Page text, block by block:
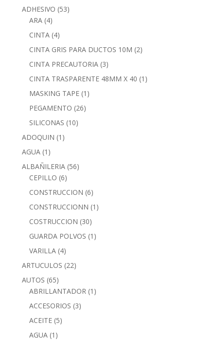
ADHESIVO (53)
ARA (4)
CINTA (4)
CINTA GRIS PARA DUCTOS 10M (2)
CINTA PRECAUTORIA (3)
CINTA TRASPARENTE 48MM X 40 (1)
MASKING TAPE (1)
PEGAMENTO (26)
SILICONAS (10)
ADOQUIN (1)
AGUA (1)
ALBAÑILERIA (56)
CEPILLO (6)
CONSTRUCCION (6)
CONSTRUCCIONN (1)
COSTRUCCION (30)
GUARDA POLVOS (1)
VARILLA (4)
ARTUCULOS (22)
AUTOS (65)
ABRILLANTADOR (1)
ACCESORIOS (3)
ACEITE (5)
AGUA (1)